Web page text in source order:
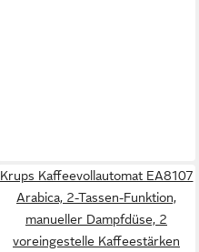
Krups Kaffeevollautomat EA8107
Arabica, 2-Tassen-Funktion,
manueller Dampfdüse, 2
voreingestelle Kaffeestärken